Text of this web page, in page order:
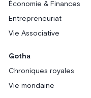
Économie & Finances
Entrepreneuriat
Vie Associative
Gotha
Chroniques royales
Vie mondaine